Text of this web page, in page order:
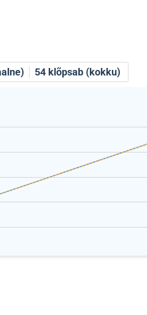
54 klõpsab (kokku)